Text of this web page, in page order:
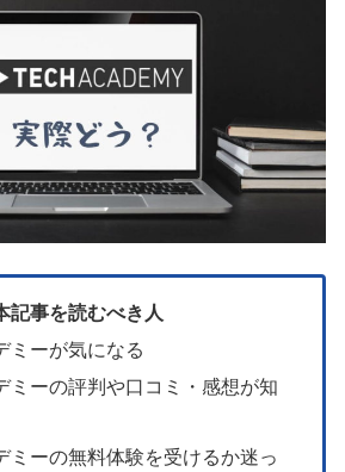
記事を読むべき人
ミーが気になる
ミーの評判や口コミ・感想が知
ミーの無料体験を受けるか迷っ